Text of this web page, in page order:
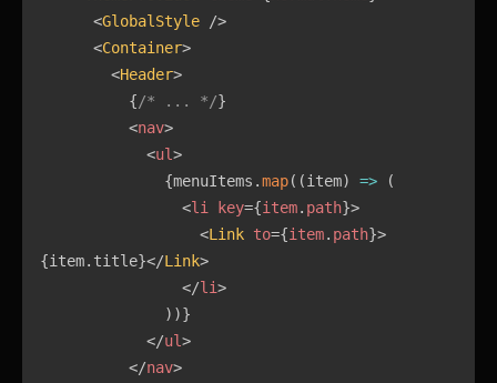
<GlobalStyle
/>
<Container>
<Header>
{/* ... */}
<nav>
<ul>
{menuItems .map( (item) =>
(
<li key={item. path}>
<Link to={item. path}>
{item. title}</Link>
</li>
) )}
</ul>
</nav>